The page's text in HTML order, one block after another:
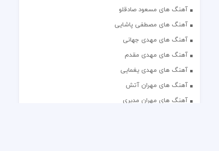
آهنگ های مسعود صادقلو
آهنگ های مصطفی پاشایی
آهنگ های مهدی جهانی
آهنگ های مهدی مقدم
آهنگ های مهدی یغمایی
آهنگ های مهران آتش
آهنگ های مهران مدیری